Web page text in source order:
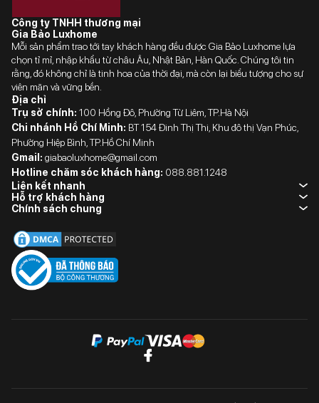
Công ty TNHH thương mại
Gia Bảo Luxhome
Mỗi sản phẩm trao tới tay khách hàng đều được Gia Bảo Luxhome lựa
chọn tỉ mỉ, nhập khẩu từ châu Âu, Nhật Bản, Hàn Quốc. Chúng tôi tin
rằng, đó không chỉ là tinh hoa của thời đại, mà còn lại biểu tượng cho sự
viên mãn và vững bền.
Địa chỉ
Trụ sở chính: 100 Hồng Đô, Phường Từ Liêm, TP.Hà Nội
Chi nhánh Hồ Chí Minh: BT 154 Đinh Thị Thi, Khu đô thị Vạn Phúc,
Phường Hiệp Bình, TP.Hồ Chí Minh
Gmail: giabaoluxhome@gmail.com
Hotline chăm sóc khách hàng: 088.881.1248
Liên kết nhanh
Hỗ trợ khách hàng
Chính sách chung